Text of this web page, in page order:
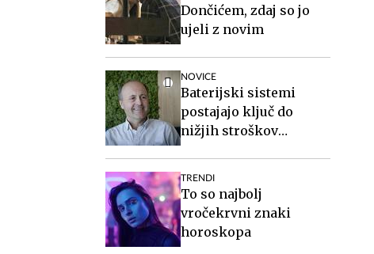
Dončićem, zdaj so jo
ujeli z novim
NOVICE
Baterijski sistemi
postajajo ključ do
nižjih stroškov
TRENDI
To so najbolj
vročekrvni znaki
horoskopa